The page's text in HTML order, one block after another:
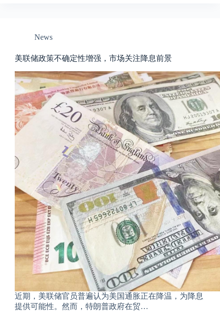
News
美联储政策不确定性增强，市场关注降息前景
近期，美联储官员普遍认为美国通胀正在降温，为降息
提供可能性。然而，特朗普政府在贸…